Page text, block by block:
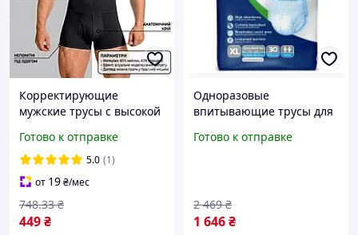
Корректирующие
мужские трусы с высокой
черные, размер L-XL
Готово к отправке
5.0 (1)
от 19₴/мес
449₴
748.33 ₴
Одноразовые
впитывающие трусы для
размер XL для мужчин и
Готово к отправке
1 646₴
2 469 ₴